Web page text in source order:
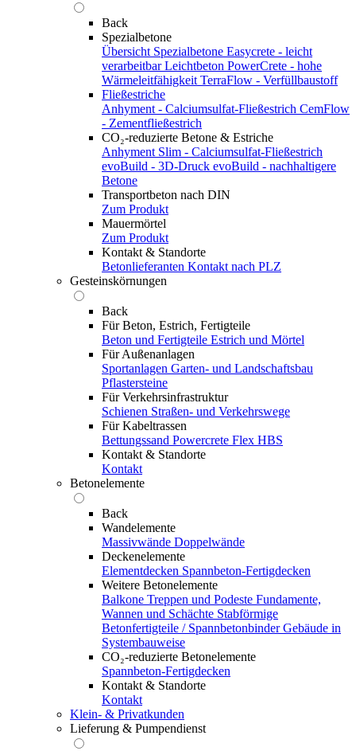
Back
Spezialbetone
Übersicht Spezialbetone Easycrete - leicht
verarbeitbar Leichtbeton PowerCrete - hohe
Wärmeleitfähigkeit TerraFlow - Verfüllbaustoff
Fließestriche
Anhyment - Calciumsulfat-Fließestrich CemFlow
- Zementfließestrich
CO₂-reduzierte Betone & Estriche
Anhyment Slim - Calciumsulfat-Fließestrich
evoBuild - 3D-Druck evoBuild - nachhaltigere
Betone
Transportbeton nach DIN
Zum Produkt
Mauermörtel
Zum Produkt
Kontakt & Standorte
Betonlieferanten Kontakt nach PLZ
Gesteinskörnungen
Back
Für Beton, Estrich, Fertigteile
Beton und Fertigteile Estrich und Mörtel
Für Außenanlagen
Sportanlagen Garten- und Landschaftsbau
Pflastersteine
Für Verkehrsinfrastruktur
Schienen Straßen- und Verkehrswege
Für Kabeltrassen
Bettungssand Powercrete Flex HBS
Kontakt & Standorte
Kontakt
Betonelemente
Back
Wandelemente
Massivwände Doppelwände
Deckenelemente
Elementdecken Spannbeton-Fertigdecken
Weitere Betonelemente
Balkone Treppen und Podeste Fundamente,
Wannen und Schächte Stabförmige
Betonfertigteile / Spannbetonbinder Gebäude in
Systembauweise
CO₂-reduzierte Betonelemente
Spannbeton-Fertigdecken
Kontakt & Standorte
Kontakt
Klein- & Privatkunden
Lieferung & Pumpendienst